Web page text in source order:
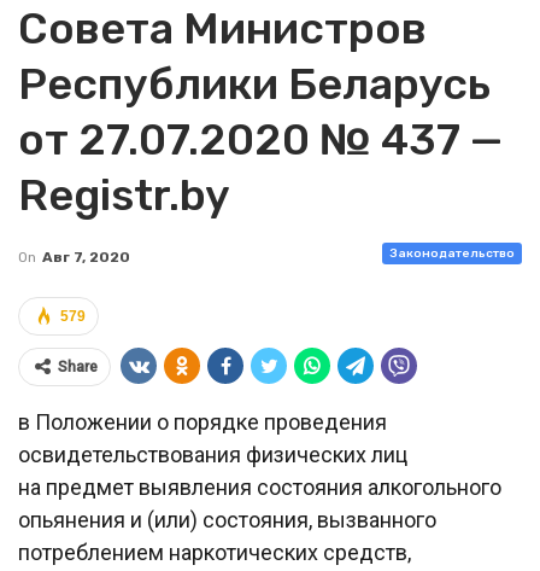
Совета Министров
Республики Беларусь
от 27.07.2020 № 437 —
Registr.by
Законодательство
On Авг 7, 2020
579
Share
в Положении о порядке проведения
освидетельствования физических лиц
на предмет выявления состояния алкогольного
опьянения и (или) состояния, вызванного
потреблением наркотических средств,